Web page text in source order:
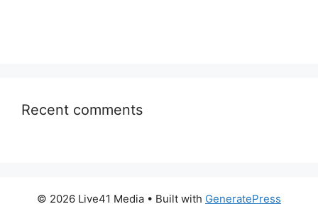
Recent comments
© 2026 Live41 Media • Built with GeneratePress